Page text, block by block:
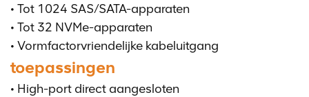
• Tot 1024 SAS/SATA-apparaten
• Tot 32 NVMe-apparaten
• Vormfactorvriendelijke kabeluitgang
toepassingen
• High-port direct aangesloten